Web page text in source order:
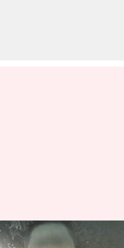
హత్య కేసులో